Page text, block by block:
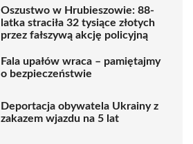
Oszustwo w Hrubieszowie: 88-
latka straciła 32 tysiące złotych
przez fałszywą akcję policyjną
Fala upałów wraca – pamiętajmy
o bezpieczeństwie
Deportacja obywatela Ukrainy z
zakazem wjazdu na 5 lat